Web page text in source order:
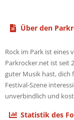
Über den
Rock im Park ist eines
Parkrocker.net ist seit
guter Musik hast, dich
Festival-Szene
unverbindlich und
Statistik des